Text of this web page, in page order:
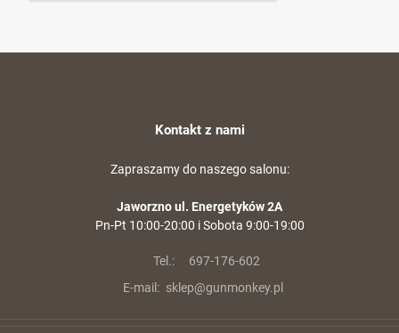
Kontakt z nami
Zapraszamy do naszego salonu:
Jaworzno ul. Energetyków 2A
Pn-Pt 10:00-20:00 i Sobota 9:00-19:00
Tel.:
697-176-602
E-mail: sklep@gunmonkey.pl